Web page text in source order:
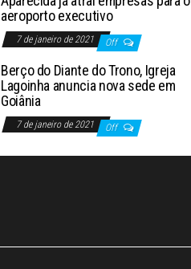
aeroporto executivo
7 de janeiro de 2021 Off
Berço do Diante do Trono, Igreja
Lagoinha anuncia nova sede em
Goiânia
7 de janeiro de 2021 Off